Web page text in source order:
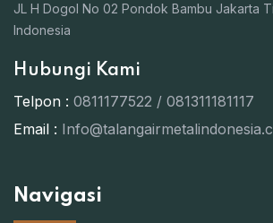
JL H Dogol No 02 Pondok Bambu Jakarta
Indonesia
Hubungi Kami
Telpon : 0811177522 / 081311181117
Email :
Navigasi